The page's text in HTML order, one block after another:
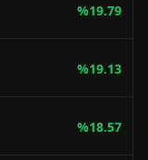
%19.79
%19.13
%18.57